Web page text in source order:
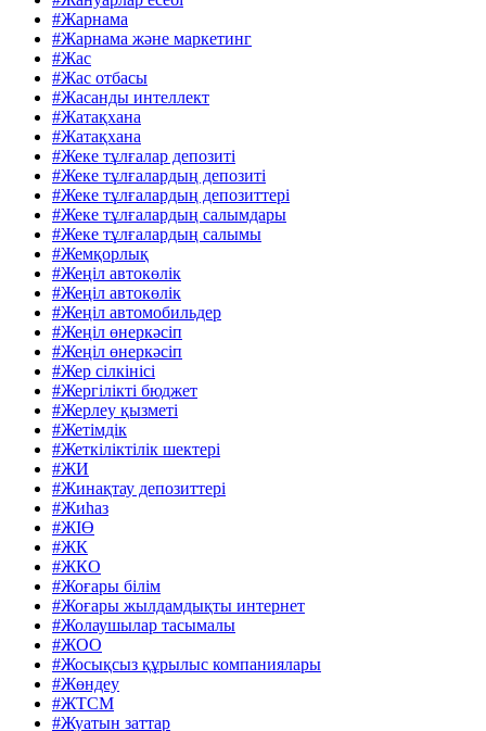
#Жарнама
#Жарнама және маркетинг
#Жас
#Жас отбасы
#Жасанды интеллект
#Жатақхана
#Жатақхана
#Жеке тұлғалар депозиті
#Жеке тұлғалардың депозиті
#Жеке тұлғалардың депозиттері
#Жеке тұлғалардың салымдары
#Жеке тұлғалардың салымы
#Жемқорлық
#Жеңіл автокөлік
#Жеңіл автокөлік
#Жеңіл автомобильдер
#Жеңіл өнеркәсіп
#Жеңіл өнеркәсіп
#Жер сілкінісі
#Жергілікті бюджет
#Жерлеу қызметі
#Жетімдік
#Жеткіліктілік шектері
#ЖИ
#Жинақтау депозиттері
#Жиһаз
#ЖІӨ
#ЖК
#ЖКО
#Жоғары білім
#Жоғары жылдамдықты интернет
#Жолаушылар тасымалы
#ЖОО
#Жосықсыз құрылыс компаниялары
#Жөндеу
#ЖТСМ
#Жуатын заттар